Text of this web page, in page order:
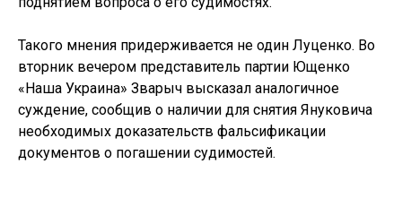
Такого мнения придерживается не один Луценко. Во
вторник вечером представитель партии Ющенко
«Наша Украина» Зварыч высказал аналогичное
суждение, сообщив о наличии для снятия Януковича
необходимых доказательств фальсификации
документов о погашении судимостей.